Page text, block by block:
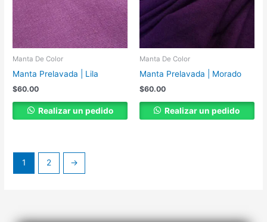
Manta De Color
Manta Prelavada | Lila
$60.00
Realizar un pedido
Manta De Color
Manta Prelavada | Morado
$60.00
Realizar un pedido
1 2 →